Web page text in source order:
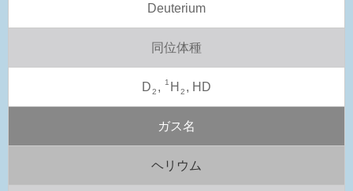
Deuterium
同位体種
D2 , 1 H 2 , HD
ガス名
ヘリウム